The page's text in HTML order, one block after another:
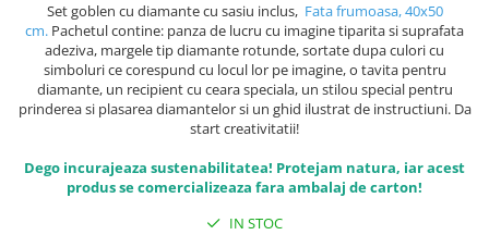
Set goblen cu diamante cu sasiu inclus, Fata frumoasa, 40x50
cm. Pachetul contine: panza de lucru cu imagine tiparita si suprafata
adeziva, margele tip diamante rotunde, sortate dupa culori cu
simboluri ce corespund cu locul lor pe imagine, o tavita pentru
diamante, un recipient cu ceara speciala, un stilou special pentru
prinderea si plasarea diamantelor si un ghid ilustrat de instructiuni. Da
start creativitatii!
Dego incurajeaza sustenabilitatea! Protejam natura, iar acest
produs se comercializeaza fara ambalaj de carton!
IN STOC